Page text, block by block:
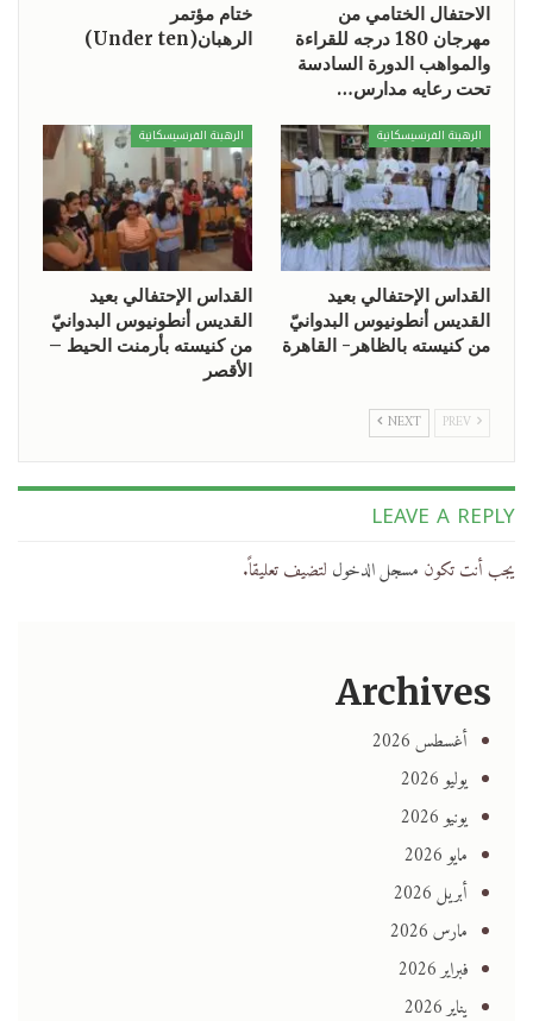
الاحتفال الختامي من
مهرجان 180 درجه للقراءة
والمواهب الدورة السادسة
تحت رعايه مدارس…
ختام مؤتمر
الرهبان(Under ten)
الرهبنة الفرنسيسكانية
القداس الإحتفالي بعيد
القديس أنطونيوس البدوانيّ
من كنيسته بالظاهر- القاهرة
الرهبنة الفرنسيسكانية
القداس الإحتفالي بعيد
القديس أنطونيوس البدوانيّ
من كنيسته بأرمنت الحيط –
الأقصر
NEXT
LEAVE A REPLY
يجب أنت تكون مسجل الدخول لتضيف تعليقاً.
Archives
أغسطس 2026
يوليو 2026
يونيو 2026
مايو 2026
أبريل 2026
مارس 2026
فبراير 2026
يناير 2026